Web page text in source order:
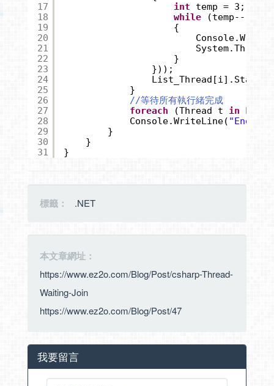
17
18
19
20
21
22
23
24
25
26
27
28
29
30
31
int
temp = 3;
while
(temp-- > 0)
{
}
}));
}
//等待所有執行緒完成
foreach
(Thread t in
Console.WriteLine( "End"
}
}
}
標籤： .NET
本文章網址：
https://www.ez2o.com/Blog/Post/csharp-Thread-
Waiting-Join
https://www.ez2o.com/Blog/Post/47
我要留言